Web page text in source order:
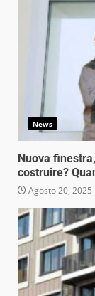
News
Nuova
costruire?
Agosto 20, 2025